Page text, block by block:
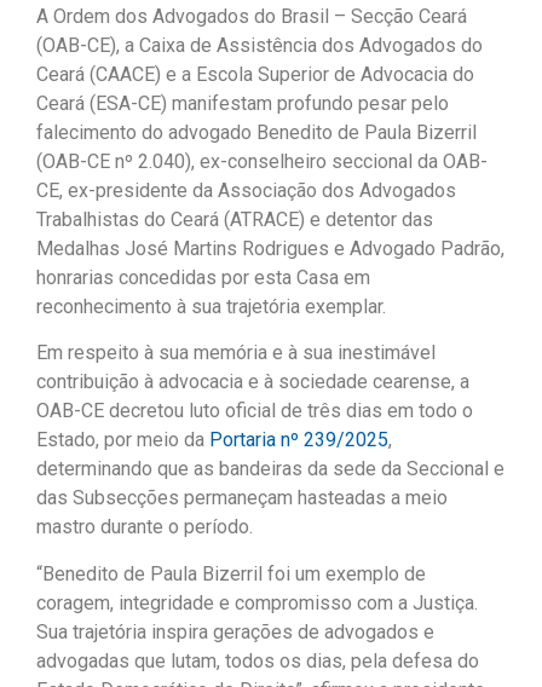
A Ordem dos Advogados do Brasil – Secção Ceará
(OAB-CE), a Caixa de Assistência dos Advogados do
Ceará (CAACE) e a Escola Superior de Advocacia do
Ceará (ESA-CE) manifestam profundo pesar pelo
falecimento do advogado Benedito de Paula Bizerril
(OAB-CE nº 2.040), ex-conselheiro seccional da OAB-
CE, ex-presidente da Associação dos Advogados
Trabalhistas do Ceará (ATRACE) e detentor das
Medalhas José Martins Rodrigues e Advogado Padrão,
honrarias concedidas por esta Casa em
reconhecimento à sua trajetória exemplar.
Em respeito à sua memória e à sua inestimável
contribuição à advocacia e à sociedade cearense, a
OAB-CE decretou luto oficial de três dias em todo o
Estado, por meio da Portaria nº 239/2025,
determinando que as bandeiras da sede da Seccional e
das Subsecções permaneçam hasteadas a meio
mastro durante o período.
“Benedito de Paula Bizerril foi um exemplo de
coragem, integridade e compromisso com a Justiça.
Sua trajetória inspira gerações de advogados e
advogadas que lutam, todos os dias, pela defesa do